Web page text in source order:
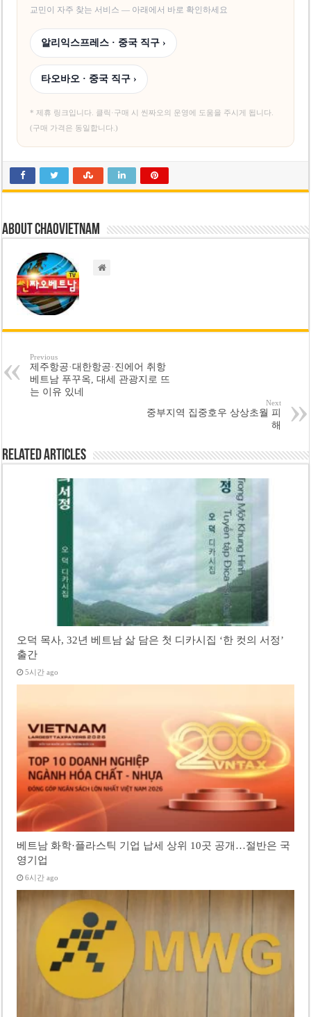
교민이 자주 찾는 서비스 — 아래에서 바로 확인하세요
알리익스프레스 · 중국 직구 ›
타오바오 · 중국 직구 ›
* 제휴 링크입니다. 클릭·구매 시 씬짜오의 운영에 도움을 주시게 됩니다.
(구매 가격은 동일합니다.)
About chaovietnam
Previous
제주항공·대한항공·진에어 취항
베트남 푸꾸옥, 대세 관광지로 뜨
는 이유 있네
Next
중부지역 집중호우 상상초월 피
해
Related Articles
오덕 목사, 32년 베트남 삶 담은 첫 디카시집 ‘한 컷의 서정’
출간
5시간 ago
베트남 화학·플라스틱 기업 납세 상위 10곳 공개…절반은 국
영기업
6시간 ago